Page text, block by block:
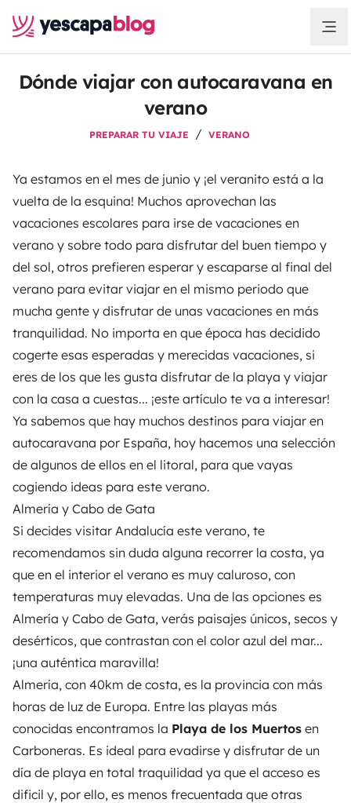
Dónde viajar con autocaravana en
verano
PREPARAR TU VIAJE VERANO
Ya estamos en el mes de junio y ¡el veranito está a la
vuelta de la esquina! Muchos aprovechan las
vacaciones escolares para irse de vacaciones en
verano y sobre todo para disfrutar del buen tiempo y
del sol, otros prefieren esperar y escaparse al final del
verano para evitar viajar en el mismo periodo que
mucha gente y disfrutar de unas vacaciones en más
tranquilidad. No importa en que época has decidido
cogerte esas esperadas y merecidas vacaciones, si
eres de los que les gusta disfrutar de la playa y viajar
con la casa a cuestas... ¡este artículo te va a interesar!
Ya sabemos que hay muchos destinos para viajar en
autocaravana por España, hoy hacemos una selección
de algunos de ellos en el litoral, para que vayas
cogiendo ideas para este verano.
Almería y Cabo de Gata
Si decides visitar Andalucía este verano, te
recomendamos sin duda alguna recorrer la costa, ya
que en el interior el verano es muy caluroso, con
temperaturas muy elevadas. Una de las opciones es
Almería y Cabo de Gata, verás paisajes únicos, secos y
desérticos, que contrastan con el color azul del mar...
¡una auténtica maravilla!
Almería, con 40km de costa, es la provincia con más
horas de luz de Europa. Entre las playas más
conocidas encontramos la Playa de los Muertos en
Carboneras. Es ideal para evadirse y disfrutar de un
día de playa en total traquilidad ya que el acceso es
dificil y, por ello, es menos frecuentada que otras